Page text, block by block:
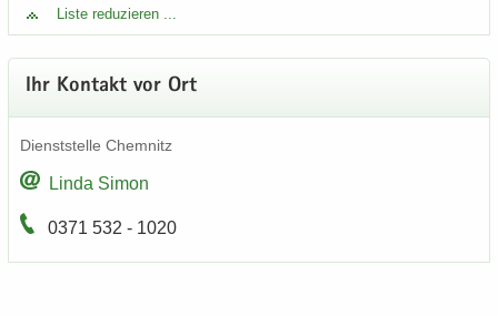
Liste re­du­zie­ren ...
Ihr Kon­takt vor Ort
Dienst­stel­le Chem­nitz
Linda Simon
0371 532 - 1020